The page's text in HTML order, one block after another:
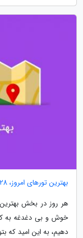
بهترین تورهای امروز، 28 فروردین 1395
هر روز در بخش بهترین
خوش و بی دغدغه به
دهیم، به این امید که